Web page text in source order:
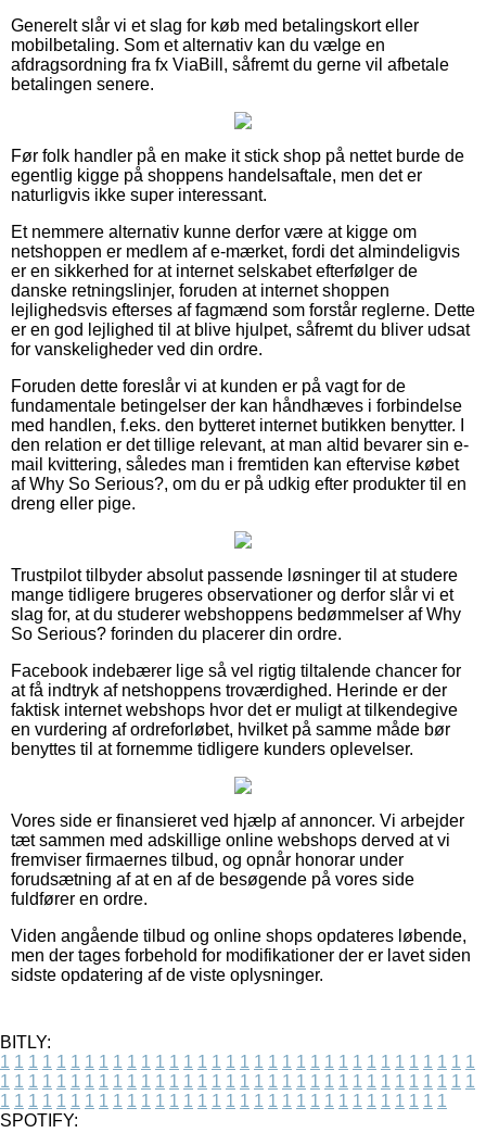
Generelt slår vi et slag for køb med betalingskort eller
mobilbetaling. Som et alternativ kan du vælge en
afdragsordning fra fx ViaBill, såfremt du gerne vil afbetale
betalingen senere.
Før folk handler på en make it stick shop på nettet burde de
egentlig kigge på shoppens handelsaftale, men det er
naturligvis ikke super interessant.
Et nemmere alternativ kunne derfor være at kigge om
netshoppen er medlem af e-mærket, fordi det almindeligvis
er en sikkerhed for at internet selskabet efterfølger de
danske retningslinjer, foruden at internet shoppen
lejlighedsvis efterses af fagmænd som forstår reglerne. Dette
er en god lejlighed til at blive hjulpet, såfremt du bliver udsat
for vanskeligheder ved din ordre.
Foruden dette foreslår vi at kunden er på vagt for de
fundamentale betingelser der kan håndhæves i forbindelse
med handlen, f.eks. den bytteret internet butikken benytter. I
den relation er det tillige relevant, at man altid bevarer sin e-
mail kvittering, således man i fremtiden kan eftervise købet
af Why So Serious?, om du er på udkig efter produkter til en
dreng eller pige.
Trustpilot tilbyder absolut passende løsninger til at studere
mange tidligere brugeres observationer og derfor slår vi et
slag for, at du studerer webshoppens bedømmelser af Why
So Serious? forinden du placerer din ordre.
Facebook indebærer lige så vel rigtig tiltalende chancer for
at få indtryk af netshoppens troværdighed. Herinde er der
faktisk internet webshops hvor det er muligt at tilkendegive
en vurdering af ordreforløbet, hvilket på samme måde bør
benyttes til at fornemme tidligere kunders oplevelser.
Vores side er finansieret ved hjælp af annoncer. Vi arbejder
tæt sammen med adskillige online webshops derved at vi
fremviser firmaernes tilbud, og opnår honorar under
forudsætning af at en af de besøgende på vores side
fuldfører en ordre.
Viden angående tilbud og online shops opdateres løbende,
men der tages forbehold for modifikationer der er lavet siden
sidste opdatering af de viste oplysninger.
BITLY:
1 1 1 1 1 1 1 1 1 1 1 1 1 1 1 1 1 1 1 1 1 1 1 1 1 1 1 1 1 1 1 1 1 1
1 1 1 1 1 1 1 1 1 1 1 1 1 1 1 1 1 1 1 1 1 1 1 1 1 1 1 1 1 1 1 1 1 1
1 1 1 1 1 1 1 1 1 1 1 1 1 1 1 1 1 1 1 1 1 1 1 1 1 1 1 1 1 1 1 1
SPOTIFY: